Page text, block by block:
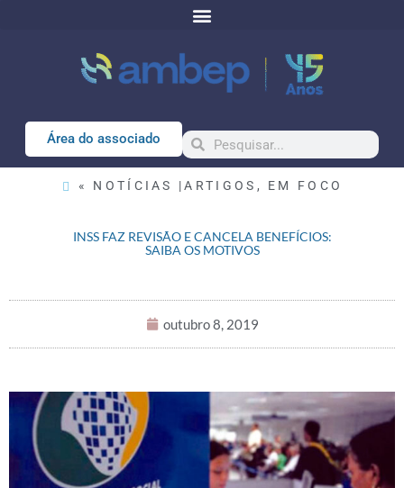
Área do associado
« NOTÍCIAS |ARTIGOS , EM FOCO
INSS FAZ REVISÃO E CANCELA BENEFÍCIOS:
SAIBA OS MOTIVOS
outubro 8, 2019